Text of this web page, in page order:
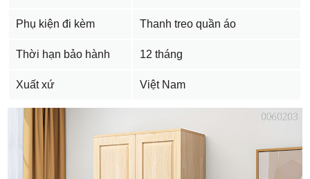
Phụ kiện đi kèm Thanh treo quần áo
Thời hạn bảo hành 12 tháng
Xuất xứ Việt Nam